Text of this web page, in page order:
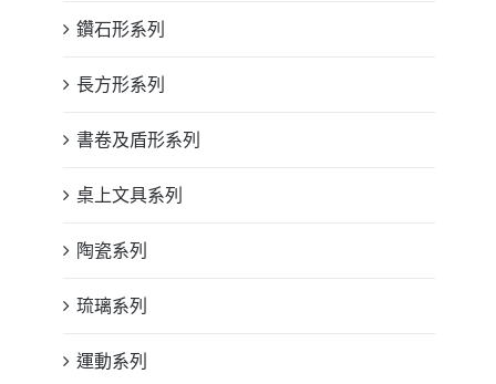
鑽石形系列
長方形系列
書卷及盾形系列
桌上文具系列
陶瓷系列
琉璃系列
運動系列